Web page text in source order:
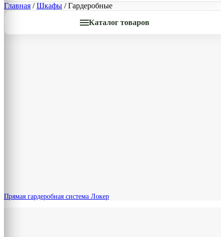
Главная /Шкафы / Гардеробные
Каталог товаров
Прямая гардеробная система Локер